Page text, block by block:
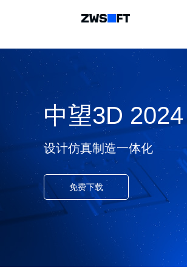
中望3D 2024
设计仿真制造一体化
免费下载